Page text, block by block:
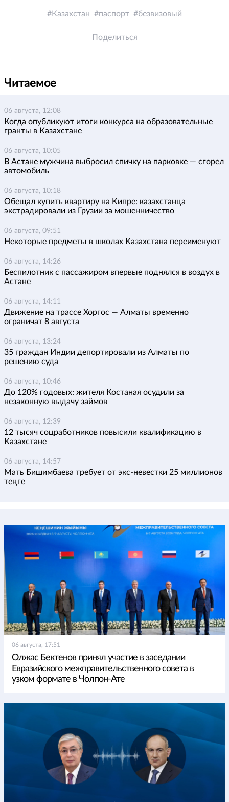
Казахстан паспорт безвизовый
Поделиться
Читаемое
06 августа, 12:08
Когда опубликуют итоги конкурса на образовательные
гранты в Казахстане
06 августа, 10:05
В Астане мужчина выбросил спичку на парковке — сгорел
автомобиль
06 августа, 10:18
Обещал купить квартиру на Кипре: казахстанца
экстрадировали из Грузии за мошенничество
06 августа, 09:51
Некоторые предметы в школах Казахстана переименуют
06 августа, 14:26
Беспилотник с пассажиром впервые поднялся в воздух в
Астане
06 августа, 14:11
Движение на трассе Хоргос — Алматы временно
ограничат 8 августа
06 августа, 13:24
35 граждан Индии депортировали из Алматы по
решению суда
06 августа, 10:46
До 120% годовых: жителя Костаная осудили за
незаконную выдачу займов
06 августа, 12:39
12 тысяч соцработников повысили квалификацию в
Казахстане
06 августа, 14:57
Мать Бишимбаева требует от экс-невестки 25 миллионов
теңге
06 августа, 17:51
Олжас Бектенов принял участие в заседании
Евразийского межправительственного совета в
узком формате в Чолпон-Ате